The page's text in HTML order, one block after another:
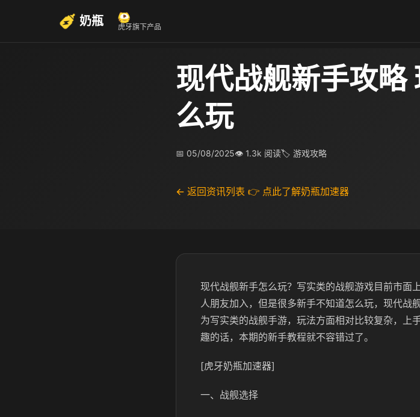
奶瓶 虎牙旗下产品
现代战舰新手攻略
么玩
📅 05/08/2025👁 1.3k 阅读🏷 游戏攻略
← 返回资讯列表 👉 点此了解奶瓶加速器
现代战舰新手怎么玩？写实类的战舰游戏目前市面
人朋友加入，但是很多新手不知道怎么玩，现代战
为写实类的战舰手游，玩法方面相对比较复杂，上
趣的话，本期的新手教程就不容错过了。
[虎牙奶瓶加速器]
一、战舰选择